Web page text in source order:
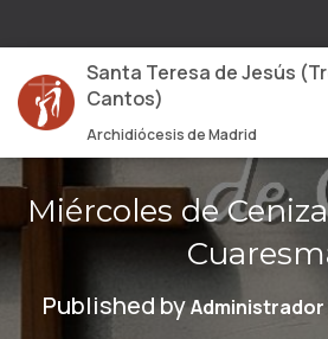
Santa Teresa de Jesús
Cantos)
Archidiócesis de Madrid
Miércoles de
Published byAdministrador